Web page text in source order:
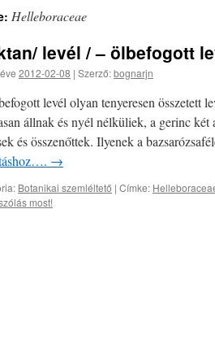
Helleboraceae
levél / – ölbefogott
2012-02-08 | Szerző:bognarjn
levél olyan tenyeresen összetett
állnak és nyél nélküliek, a gerinc
és összenőttek. Ilyenek a
→
Botanikai szemléltető | Címke:
most!